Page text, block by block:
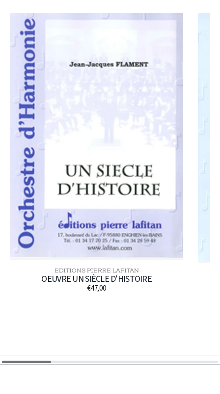
OEUVRE
SIÈCLE
D’HISTOIRE
Distributeur :
EDITIONS PIERRE LAFITAN
OEUVRE UN SIÈCLE D’HISTOIRE
Prix
€47,00
OEUVRE